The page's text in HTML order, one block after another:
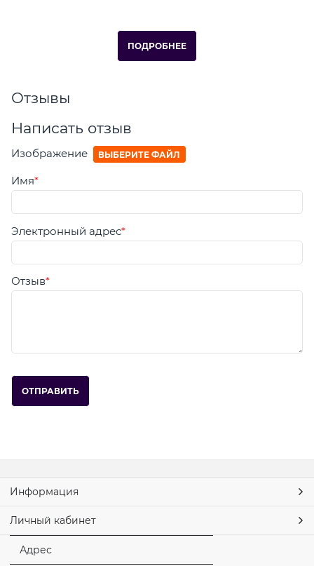
ПОДРОБНЕЕ
Отзывы
Написать отзыв
Изображение ВЫБЕРИТЕ ФАЙЛ
Имя
Электронный адрес
Отзыв
Информация
Личный кабинет
Адрес